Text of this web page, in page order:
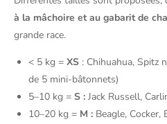
à la mâchoire et au gabarit de
grande race.
< 5 kg = XS : Chihuahua, Spitz
de 5 mini-bâtonnets)
5–10 kg = S : Jack Russell,
10–20 kg = M : Beagle, Cocker,